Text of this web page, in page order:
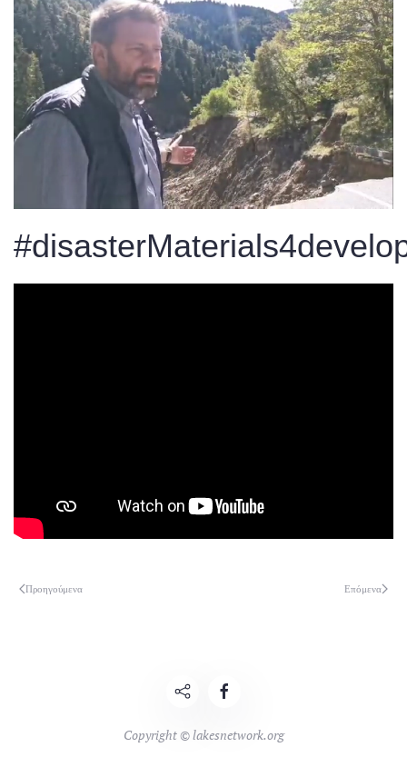
Προηγούμενα Επόμενα
Copyright © lakesnetwork.org